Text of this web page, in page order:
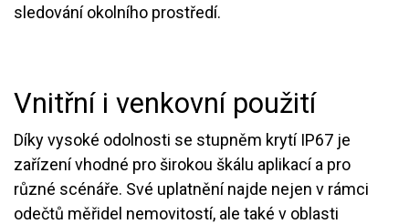
sledování okolního prostředí.
Vnitřní i venkovní použití
Díky vysoké odolnosti se stupněm krytí IP67 je
zařízení vhodné pro širokou škálu aplikací a pro
různé scénáře. Své uplatnění najde nejen v rámci
odečtů měřidel nemovitostí, ale také v oblasti